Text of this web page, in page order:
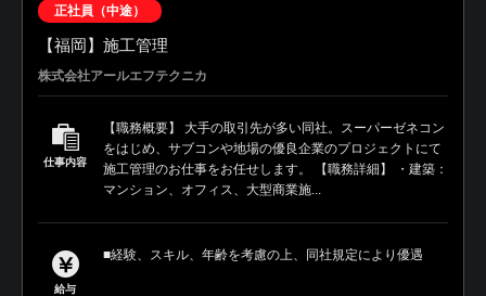
正社員（中途）
【福岡】施工管理
株式会社アールエフテクニカ
仕事内容
【職務概要】 大手の取引先が多い同社。スーパーゼネコン
をはじめ、サブコンや地場の優良企業のプロジェクトにて
施工管理のお仕事をお任せします。 【職務詳細】 ・建築：
マンション、オフィス、大型商業施...
給与
■経験、スキル、年齢を考慮の上、同社規定により優遇